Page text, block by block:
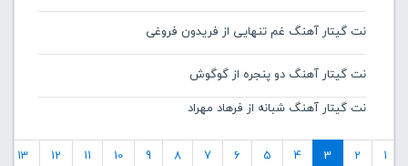
نت گیتار آهنگ غم تنهایی از فریدون فروغی
نت گیتار آهنگ دو پنجره از گوگوش
نت گیتار آهنگ شبانه از فرهاد مهراد
1
2
3
4
5
6
7
8
9
10
11
12
13